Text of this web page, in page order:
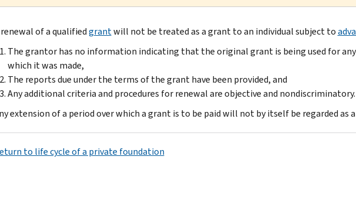
of a qualifiedgrantwill not be treated as a grant to an individual subject to
The grantor has no information indicating that the original grant is being used for
which it was made,
The reports due under the terms of the grant have been provided, and
Any additional criteria and procedures for renewal are objective and nondiscriminatory.
extension of a period over which a grant is to be paid will not by itself be regarded as
to life cycle of a private foundation